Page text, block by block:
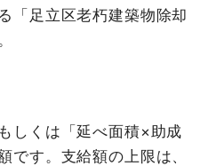
「足立区老朽建築物除却
しくは「延べ面積×助成
です。支給額の上限は、